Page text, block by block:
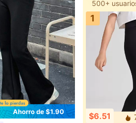
Ahorro de $1.90
1
$6.51